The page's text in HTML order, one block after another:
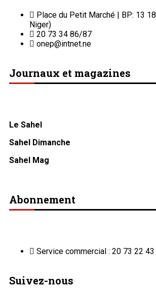
Place du Petit Marché | BP: 13
Niger)
20 73 34 86/87
onep@intnet.ne
Journaux et magazines
Le Sahel
Sahel Dimanche
Sahel Mag
Abonnement
Service commercial : 20 73 22 43
Suivez-nous